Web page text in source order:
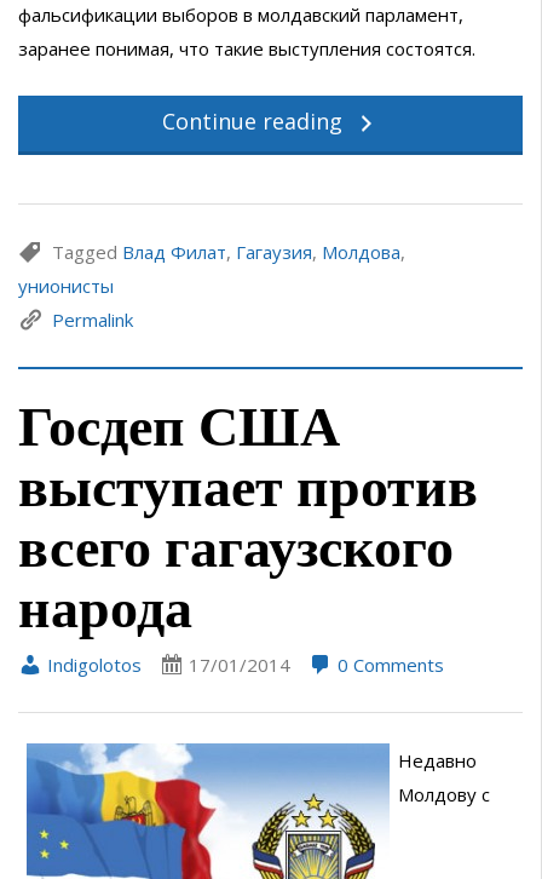
фальсификации выборов в молдавский парламент,
заранее понимая, что такие выступления состоятся.
Continue reading
Tagged Влад Филат, Гагаузия, Молдова,
унионисты
Permalink
Госдеп США
выступает против
всего гагаузского
народа
Indigolotos 17/01/2014 0 Comments
Недавно
Молдову с